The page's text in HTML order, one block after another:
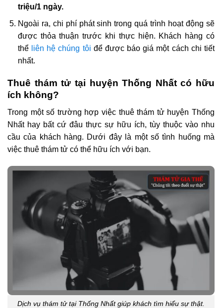
triệu/1 ngày.
Ngoài ra, chi phí phát sinh trong quá trình hoạt động sẽ
được thỏa thuận trước khi thực hiện. Khách hàng có
thể liên hệ chúng tôi để được báo giá một cách chi tiết
nhất.
Thuê thám tử tại huyện Thống Nhất có hữu
ích không?
Trong một số trường hợp việc thuê thám tử huyện Thống
Nhất hay bất cứ đâu thực sự hữu ích, tùy thuộc vào nhu
cầu của khách hàng. Dưới đây là một số tình huống mà
việc thuê thám tử có thể hữu ích với bạn.
Dịch vụ thám tử tại Thống Nhất giúp khách tìm hiểu sự thật.